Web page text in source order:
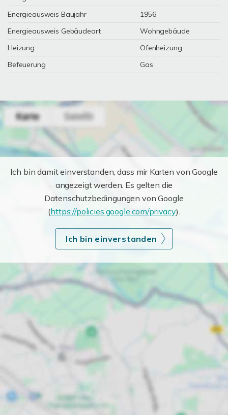
Energieausweis Baujahr
1956
Energieausweis Gebäudeart
Wohngebäude
Heizung
Ofenheizung
Befeuerung
Gas
Ich bin damit einverstanden, dass mir Karten von Google
angezeigt werden. Es gelten die
Datenschutzbedingungen von Google
(https://policies.google.com/privacy).
Ich bin einverstanden